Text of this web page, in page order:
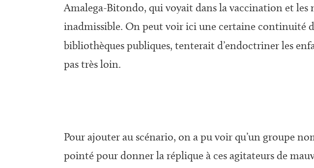
Amalega-Bitondo, qui voyait dans la vaccination et
inadmissible. On peut voir ici une certaine continuité
bibliothèques publiques, tenterait d’endoctriner les
pas très loin.
Pour ajouter au scénario, on a pu voir qu’un groupe
pointé pour donner la réplique à ces agitateurs de